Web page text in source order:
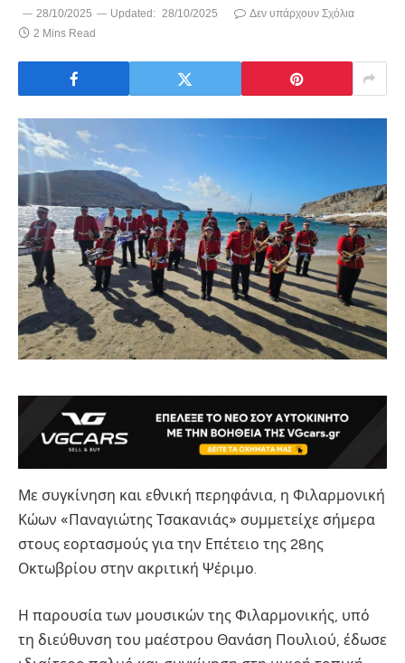
28/10/2025 Updated: 28/10/2025
Δεν υπάρχουν Σχόλια
2 Mins Read
Με συγκίνηση και εθνική περηφάνια, η Φιλαρμονική
Κώων «Παναγιώτης Τσακανιάς» συμμετείχε σήμερα
στους εορτασμούς για την Επέτειο της 28ης
Οκτωβρίου στην ακριτική Ψέριμο.
Η παρουσία των μουσικών της Φιλαρμονικής, υπό
τη διεύθυνση του μαέστρου Θανάση Πουλιού, έδωσε